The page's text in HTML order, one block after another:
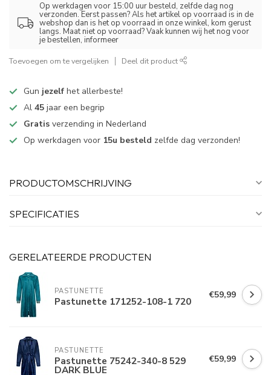
Op werkdagen voor 15:00 uur besteld, zelfde dag nog
verzonden. Eerst passen? Als het artikel op voorraad is in de
webshop dan is het op voorraad in onze winkel, kom gerust
langs. Maat niet op voorraad? Vaak kunnen wij het nog voor
je bestellen, informeer
Toevoegen om te vergelijken Deel dit product
Gun jezelf het allerbeste!
Al 45 jaar een begrip
Gratis verzending in Nederland
Op werkdagen voor 15u besteld zelfde dag verzonden!
PRODUCTOMSCHRIJVING
SPECIFICATIES
GERELATEERDE PRODUCTEN
PASTUNETTE
Pastunette 171252-108-1 720 €59,99
PASTUNETTE
Pastunette 75242-340-8 529
DARK BLUE
€59,99